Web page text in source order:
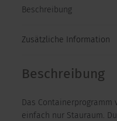
Beschreibung
Zusätzliche Information
Beschreibung
Das
einfach nur Stauraum.